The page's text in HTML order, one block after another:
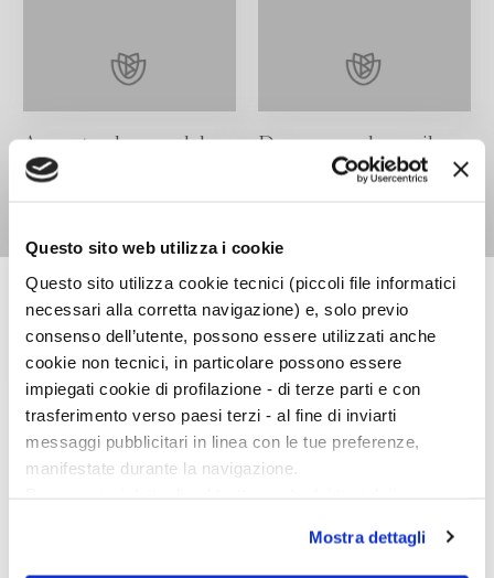
Questo sito web utilizza i cookie
Questo sito utilizza cookie tecnici (piccoli file informatici
necessari alla corretta navigazione) e, solo previo
consenso dell’utente, possono essere utilizzati anche
cookie non tecnici, in particolare possono essere
impiegati cookie di profilazione - di terze parti e con
trasferimento verso paesi terzi - al fine di inviarti
messaggi pubblicitari in linea con le tue preferenze,
manifestate durante la navigazione.
scelte privacy sui cookie, ti invitiamo a prendere visione
dell’informativa cookie.
Mostra dettagli
Agguato al passo del
Nibbio
Dove osano le aquile
Alistair McLean